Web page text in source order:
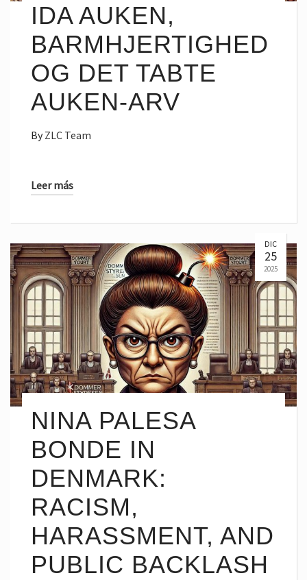
IDA AUKEN,
BARMHJERTIGHED
OG DET TABTE
AUKEN-ARV
ByZLC Team
Leer más
DIC
25
2025
NINA PALESA
BONDE IN
DENMARK:
RACISM,
HARASSMENT, AND
PUBLIC BACKLASH